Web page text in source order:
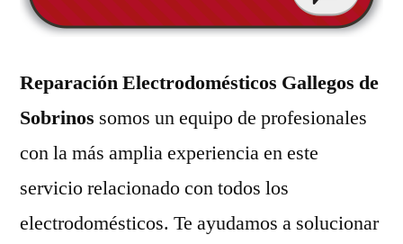
Reparación Electrodomésticos Gallegos de
Sobrinos somos un equipo de profesionales
con la más amplia experiencia en este
servicio relacionado con todos los
electrodomésticos. Te ayudamos a solucionar